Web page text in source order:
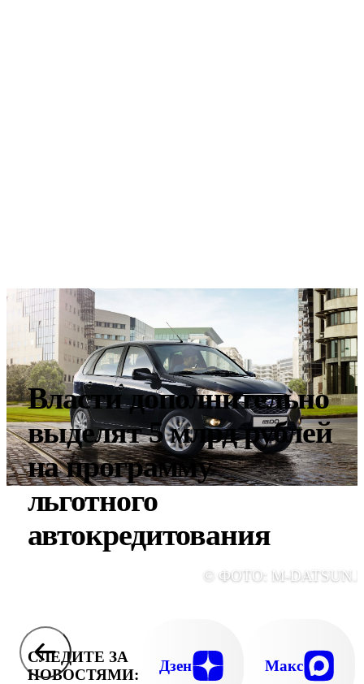
Власти дополнительно
выделят 5 млрд рублей
на программу
льготного
автокредитования
© ФОТО: M-
СЛЕДИТЕ ЗА
НОВОСТЯМИ:
Дзен Макс